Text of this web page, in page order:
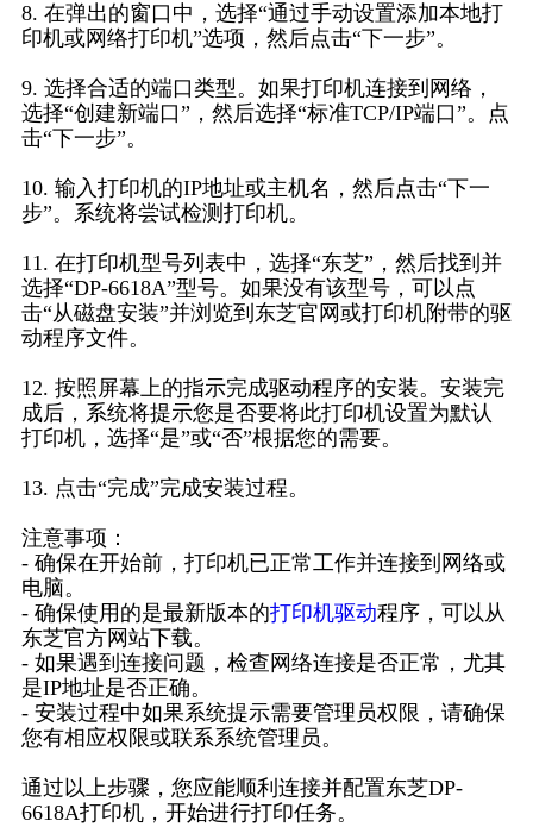
8. 在弹出的窗口中，选择“通过手动设置添加本地打
印机或网络打印机”选项，然后点击“下一步”。
9. 选择合适的端口类型。如果打印机连接到网络，
选择“创建新端口”，然后选择“标准TCP/IP端口”。点
击“下一步”。
10. 输入打印机的IP地址或主机名，然后点击“下一
步”。系统将尝试检测打印机。
11. 在打印机型号列表中，选择“东芝”，然后找到并
选择“DP-6618A”型号。如果没有该型号，可以点
击“从磁盘安装”并浏览到东芝官网或打印机附带的驱
动程序文件。
12. 按照屏幕上的指示完成驱动程序的安装。安装完
成后，系统将提示您是否要将此打印机设置为默认
打印机，选择“是”或“否”根据您的需要。
13. 点击“完成”完成安装过程。
注意事项：
- 确保在开始前，打印机已正常工作并连接到网络或
电脑。
- 确保使用的是最新版本的打印机驱动程序，可以从
东芝官方网站下载。
- 如果遇到连接问题，检查网络连接是否正常，尤其
是IP地址是否正确。
- 安装过程中如果系统提示需要管理员权限，请确保
您有相应权限或联系系统管理员。
通过以上步骤，您应能顺利连接并配置东芝DP-
6618A打印机，开始进行打印任务。